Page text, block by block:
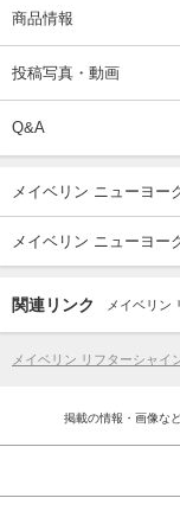
商品情報
投稿写真・動画
Q&A
メイベリン ニューヨー
メイベリン ニューヨー
関連リンク メイベリン
メイベリン リフターシャイ
掲載の情報・画像な